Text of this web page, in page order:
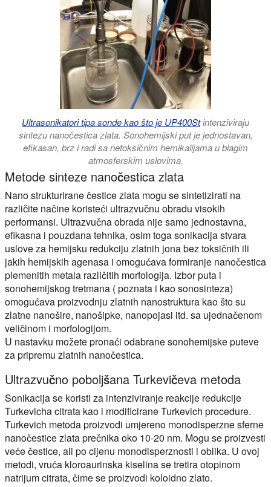
Ultrasonikatori tipa sonde kao što je UP400Stintenziviraju
sintezu nanočestica zlata. Sonohemijski put je jednostavan,
efikasan, brz i radi sa netoksičnim hemikalijama u blagim
atmosferskim uslovima.
Metode sinteze nanočestica zlata
Nano strukturirane čestice zlata mogu se sintetizirati na
različite načine koristeći ultrazvučnu obradu visokih
performansi. Ultrazvučna obrada nije samo jednostavna,
efikasna i pouzdana tehnika, osim toga sonikacija stvara
uslove za hemijsku redukciju zlatnih jona bez toksičnih ili
jakih hemijskih agenasa i omogućava formiranje nanočestica
plemenitih metala različitih morfologija. Izbor puta i
sonohemijskog tretmana ( poznata i kao sonosinteza)
omogućava proizvodnju zlatnih nanostruktura kao što su
zlatne nanošire, nanošipke, nanopojasi itd. sa ujednačenom
veličinom i morfologijom.
U nastavku možete pronaći odabrane sonohemijske puteve
za pripremu zlatnih nanočestica.
Ultrazvučno poboljšana Turkevičeva metoda
Sonikacija se koristi za intenziviranje reakcije redukcije
Turkevicha citrata kao i modificirane Turkevich procedure.
Turkevich metoda proizvodi umjereno monodisperzne sferne
nanočestice zlata prečnika oko 10-20 nm. Mogu se proizvesti
veće čestice, ali po cijenu monodisperznosti i oblika. U ovoj
metodi, vruća kloroaurinska kiselina se tretira otopinom
natrijum citrata, čime se proizvodi koloidno zlato.